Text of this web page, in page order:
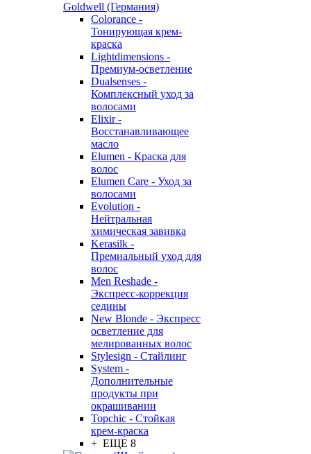
Goldwell (Германия)
Colorance -
Тонирующая крем-
краска
Lightdimensions -
Премиум-осветление
Dualsenses -
Комплексный уход за
волосами
Elixir -
Восстанавливающее
масло
Elumen - Краска для
волос
Elumen Care - Уход за
волосами
Evolution -
Нейтральная
химическая завивка
Kerasilk -
Премиальный уход для
волос
Men Reshade -
Экспресс-коррекция
седины
New Blonde - Экспресс
осветление для
мелированных волос
Stylesign - Стайлинг
System -
Дополнительные
продукты при
окрашивании
Topchic - Стойкая
крем-краска
+ ЕЩЕ 8